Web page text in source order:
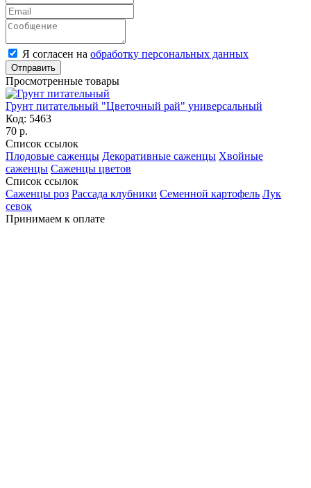
Я согласен на обработку персональных данных
Отправить
Просмотренные товары
Грунт питательный "Цветочный рай" универсальный
Код: 5463
70 р.
Список ссылок
Плодовые саженцы Декоративные саженцы Хвойные
саженцы Саженцы цветов
Список ссылок
Саженцы роз Рассада клубники Семенной картофель Лук
севок
Принимаем к оплате